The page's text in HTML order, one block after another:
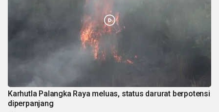
Karhutla Palangka Raya meluas, status darurat berpotensi
diperpanjang